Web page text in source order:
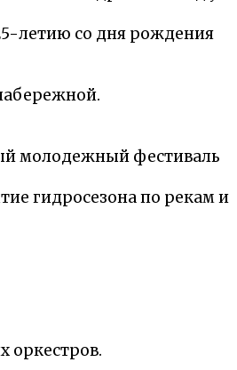
летию со дня рождения
молодежный фестиваль
гидросезона по рекам и
оркестров.